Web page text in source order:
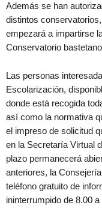
Además se han
distintos
empezará a impartirse
Conservatorio
Las personas
Escolarización,
donde está recogida
así como la normativa
el impreso de solicitud
en la Secretaría Virtual
plazo permanecerá
anteriores, la
teléfono gratuito de
ininterrumpido de 8.00